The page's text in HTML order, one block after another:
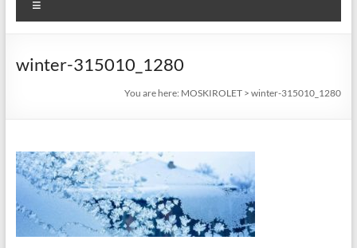
drzwiowe
winter-315010_1280
You are here: MOSKIROLET >winter-315010_1280